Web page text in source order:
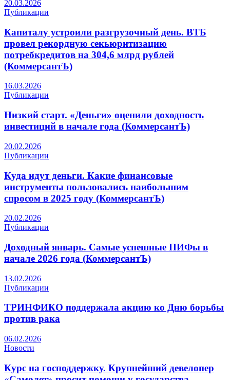
20.03.2026
Публикации
Капиталу устроили разгрузочный день. ВТБ
провел рекордную секьюритизацию
потребкредитов на 304,6 млрд рублей
(КоммерсантЪ)
16.03.2026
Публикации
Низкий старт. «Деньги» оценили доходность
инвестиций в начале года (КоммерсантЪ)
20.02.2026
Публикации
Куда идут деньги. Какие финансовые
инструменты пользовались наибольшим
спросом в 2025 году (КоммерсантЪ)
20.02.2026
Публикации
Доходный январь. Самые успешные ПИФы в
начале 2026 года (КоммерсантЪ)
13.02.2026
Публикации
ТРИНФИКО поддержала акцию ко Дню борьбы
против рака
06.02.2026
Новости
Курс на господдержку. Крупнейший девелопер